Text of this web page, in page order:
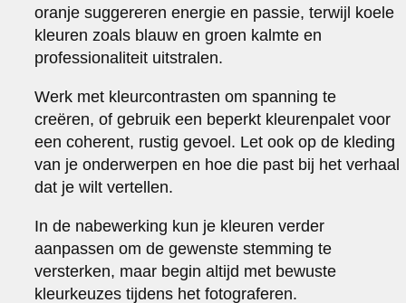
oranje suggereren energie en passie, terwijl koele
kleuren zoals blauw en groen kalmte en
professionaliteit uitstralen.
Werk met kleurcontrasten om spanning te
creëren, of gebruik een beperkt kleurenpalet voor
een coherent, rustig gevoel. Let ook op de kleding
van je onderwerpen en hoe die past bij het verhaal
dat je wilt vertellen.
In de nabewerking kun je kleuren verder
aanpassen om de gewenste stemming te
versterken, maar begin altijd met bewuste
kleurkeuzes tijdens het fotograferen.